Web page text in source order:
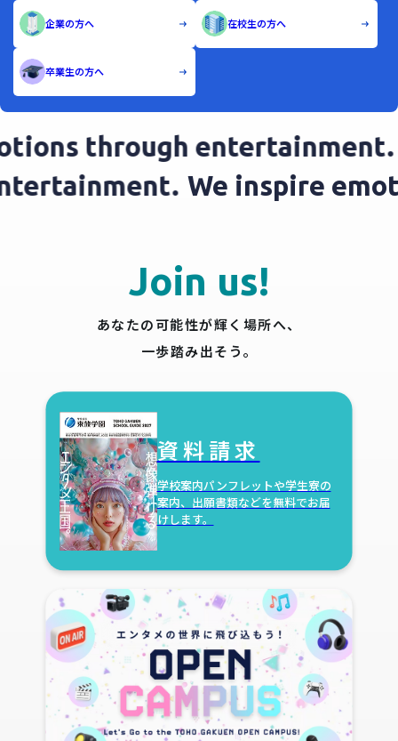
企業の方へ 在校生の方へ
卒業生の方へ
through entertainment.
entertainment. We inspire
Join us!
あなたの可能性が輝く場所へ、
一歩踏み出そう。
資料請求
学校案内パンフレットや学生寮の
案内、出願書類などを無料でお届
けします。